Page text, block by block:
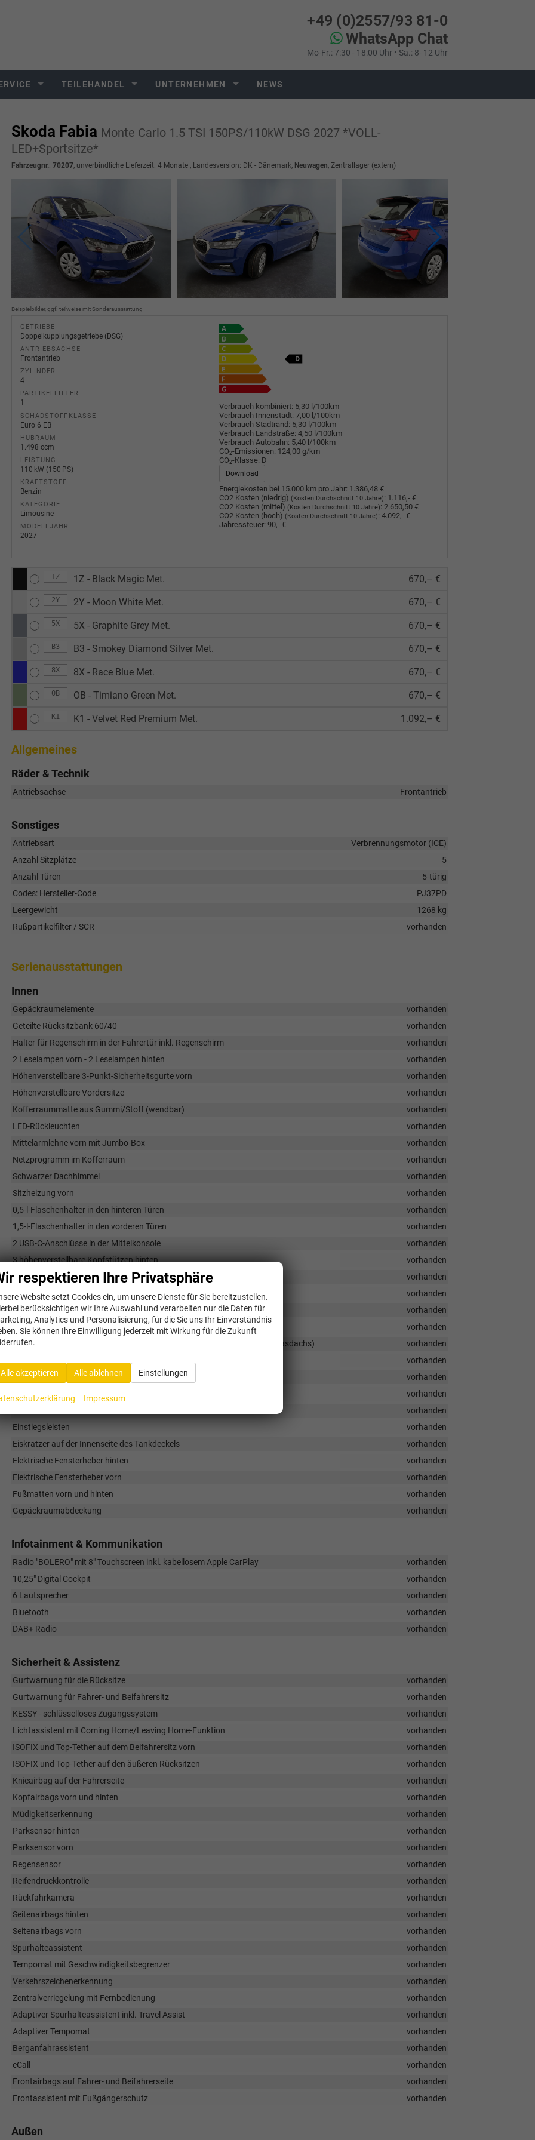
+49 (0)2557/93 81-0
WhatsApp Chat
Mo-Fr.: 7:30 - 18:00 Uhr • Sa.: 8- 12 Uhr
TEILEHANDEL UNTERNEHMEN NEWS
Skoda Fabia Monte Carlo 1.5 TSI 150PS/110kW DSG 2027 *VOLL-
LED+Sportsitze*
Fahrzeugnr.: 70207, unverbindliche Lieferzeit: 4 Monate, Landesversion: DK - Dänemark, Neuwagen, Zentrallager (extern)
Beispielbilder, ggf. teilweise mit Sonderausstattung
GETRIEBE
Doppelkupplungsgetriebe (DSG)
ANTRIEBSACHSE
Frontantrieb
ZYLINDER
4
PARTIKELFILTER
1
SCHADSTOFFKLASSE
Euro 6 EB
HUBRAUM
1.498 ccm
LEISTUNG
110 kW (150 PS)
KRAFTSTOFF
Benzin
KATEGORIE
Limousine
MODELLJAHR
2027
Verbrauch kombiniert: 5,30 l/100km
Verbrauch Innenstadt: 7,00 l/100km
Verbrauch Stadtrand: 5,30 l/100km
Verbrauch Landstraße: 4,50 l/100km
Verbrauch Autobahn: 5,40 l/100km
CO2-Emissionen: 124,00 g/km
CO2-Klasse: D
Download
Energiekosten bei 15.000 km pro Jahr: 1.386,48 €
CO2 Kosten (niedrig) (Kosten Durchschnitt 10 Jahre): 1.116,- €
CO2 Kosten (mittel) (Kosten Durchschnitt 10 Jahre): 2.650,50 €
CO2 Kosten (hoch) (Kosten Durchschnitt 10 Jahre): 4.092,- €
Jahressteuer: 90,- €
1Z 1Z - Black Magic Met. 670,– €
2Y 2Y - Moon White Met. 670,– €
5X 5X - Graphite Grey Met. 670,– €
B3 B3 - Smokey Diamond Silver Met. 670,– €
8X 8X - Race Blue Met. 670,– €
0B OB - Timiano Green Met. 670,– €
K1 K1 - Velvet Red Premium Met. 1.092,– €
Allgemeines
Räder & Technik
Antriebsachse Frontantrieb
Sonstiges
Antriebsart
Verbrennungsmotor (ICE)
Anzahl Sitzplätze
5
Anzahl Türen
5-türig
Codes: Hersteller-Code
PJ37PD
Leergewicht
1268 kg
Rußpartikelfilter / SCR
vorhanden
Serienausstattungen
Innen
Gepäckraumelemente
vorhanden
Geteilte Rücksitzbank 60/40
vorhanden
Halter für Regenschirm in der Fahrertür inkl. Regenschirm
vorhanden
2 Leselampen vorn - 2 Leselampen hinten
vorhanden
Höhenverstellbare 3-Punkt-Sicherheitsgurte vorn
vorhanden
Höhenverstellbare Vordersitze
vorhanden
Kofferraummatte aus Gummi/Stoff (wendbar)
vorhanden
LED-Rückleuchten
vorhanden
Mittelarmlehne vorn mit Jumbo-Box
vorhanden
Netzprogramm im Kofferraum
vorhanden
Schwarzer Dachhimmel
vorhanden
Sitzheizung vorn
vorhanden
0,5-l-Flaschenhalter in den hinteren Türen
vorhanden
1,5-l-Flaschenhalter in den vorderen Türen
vorhanden
2 USB-C-Anschlüsse in der Mittelkonsole
vorhanden
3 höhenverstellbare Kopfstützen hinten
vorhanden
3-Speichen-Sport-Multifunktionslenkrad in Lederoptik, beheizbar
vorhanden
Aluminium-Pedale
vorhanden
Ambientebeleuchtung (rot/weiß)
vorhanden
Automatisch abblendender Innenspiegel
vorhanden
Brillenfach in der Dachkonsole (entfällt bei Bestellung eines Panorama-Glasdachs)
vorhanden
Climatronic Klimaanlage - 2-Zonen
vorhanden
Dekorelement in Carbon-Optik
vorhanden
Doppeltaschen an den Rückseiten der Vordersitze
vorhanden
vorhanden
Einstiegsleisten
vorhanden
Eiskratzer auf der Innenseite des Tankdeckels
vorhanden
Elektrische Fensterheber hinten
vorhanden
Elektrische Fensterheber vorn
vorhanden
Fußmatten vorn und hinten
vorhanden
Gepäckraumabdeckung
vorhanden
Infotainment & Kommunikation
Radio "BOLERO" mit 8" Touchscreen inkl. kabellosem Apple CarPlay
vorhanden
10,25" Digital Cockpit
vorhanden
6 Lautsprecher
vorhanden
Bluetooth
vorhanden
DAB+ Radio
vorhanden
Sicherheit & Assistenz
Gurtwarnung für die Rücksitze
vorhanden
Gurtwarnung für Fahrer- und Beifahrersitz
vorhanden
KESSY - schlüsselloses Zugangssystem
vorhanden
Lichtassistent mit Coming Home/Leaving Home-Funktion
vorhanden
ISOFIX und Top-Tether auf dem Beifahrersitz vorn
vorhanden
ISOFIX und Top-Tether auf den äußeren Rücksitzen
vorhanden
Knieairbag auf der Fahrerseite
vorhanden
Kopfairbags vorn und hinten
vorhanden
Müdigkeitserkennung
vorhanden
Parksensor hinten
vorhanden
Parksensor vorn
vorhanden
Regensensor
vorhanden
Reifendruckkontrolle
vorhanden
Rückfahrkamera
vorhanden
Seitenairbags hinten
vorhanden
Seitenairbags vorn
vorhanden
Spurhalteassistent
vorhanden
Tempomat mit Geschwindigkeitsbegrenzer
vorhanden
Verkehrszeichenerkennung
vorhanden
Zentralverriegelung mit Fernbedienung
vorhanden
Adaptiver Spurhalteassistent inkl. Travel Assist
vorhanden
Adaptiver Tempomat
vorhanden
Berganfahrassistent
vorhanden
eCall
vorhanden
Frontairbags auf Fahrer- und Beifahrerseite
vorhanden
Frontassistent mit Fußgängerschutz
vorhanden
Außen
respektieren Ihre Privatsphäre
Website setzt Cookies ein, um unsere Dienste für Sie bereitzustellen.
berücksichtigen wir Ihre Auswahl und verarbeiten nur die Daten für
Analytics und Personalisierung, für die Sie uns Ihr Einverständnis
Sie können Ihre Einwilligung jederzeit mit Wirkung für die Zukunft
Alle akzeptieren Alle ablehnen Einstellungen
Impressum